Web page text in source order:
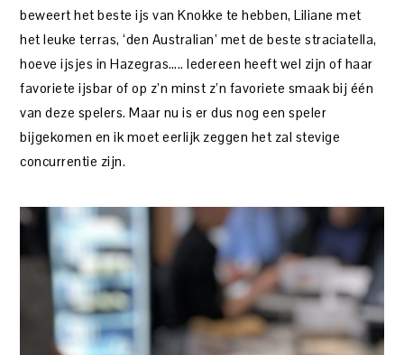
beweert het beste ijs van Knokke te hebben, Liliane met
het leuke terras, ‘den Australian’ met de beste straciatella,
hoeve ijsjes in Hazegras….. Iedereen heeft wel zijn of haar
favoriete ijsbar of op z’n minst z’n favoriete smaak bij één
van deze spelers. Maar nu is er dus nog een speler
bijgekomen en ik moet eerlijk zeggen het zal stevige
concurrentie zijn.